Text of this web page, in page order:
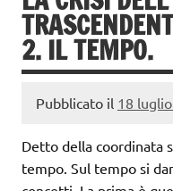
2. IL TEMPO.
Pubblicato il 18
Detto della coordinata
tempo. Sul tempo si